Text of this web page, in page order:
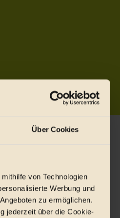
Über Cookies
von Technologien
Werbung und
zu ermöglichen.
jederzeit über die Cookie-